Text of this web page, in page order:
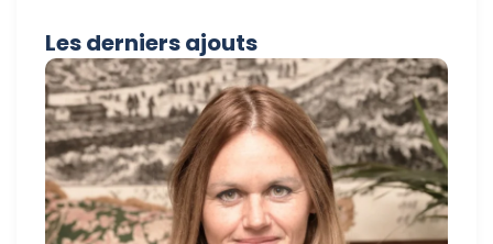
Les derniers ajouts